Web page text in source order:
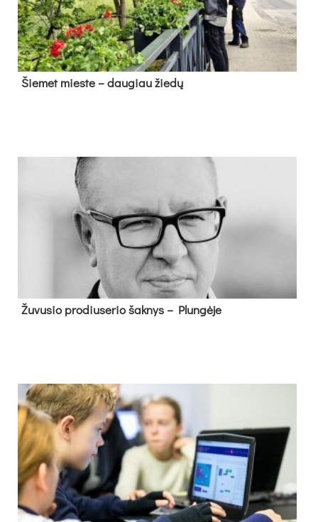
Šie­met mies­te – dau­giau žie­dų
Žu­vu­sio pro­diu­se­rio šak­nys – Plun­gė­je